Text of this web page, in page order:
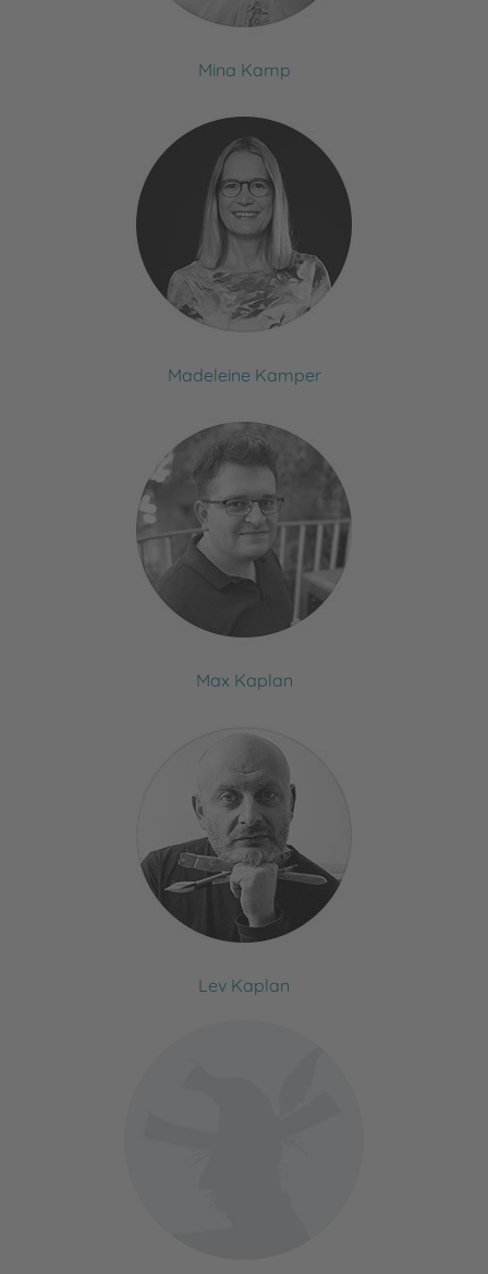
Mina Kamp
Madeleine Kamper
Max Kaplan
Lev Kaplan